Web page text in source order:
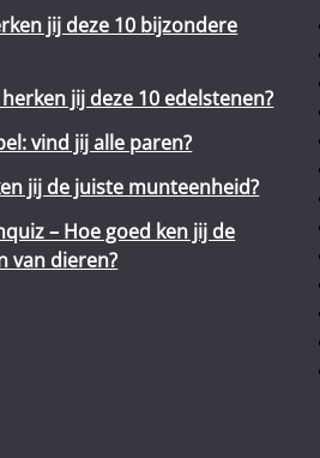
jij deze 10 bijzondere
jij deze 10 edelstenen?
vind jij alle paren?
jij de juiste munteenheid?
– Hoe goed ken jij de
van dieren?